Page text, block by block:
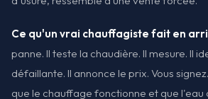
Ce qu'un vrai chauffagiste fait en
panne. Il teste la chaudière. Il mesure. Il
défaillante. Il annonce le prix. Vous
que le chauffage fonctionne et que l'eau